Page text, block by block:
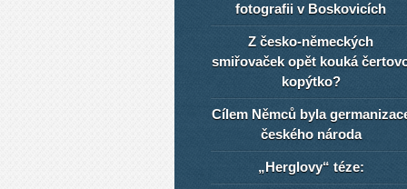
fotografii v Boskovicích
Z česko-německých
smiřovaček opět kouká
kopýtko?
Cílem Němců byla
českého národa
„Herglovy“ téze: